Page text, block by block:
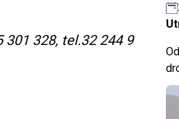
301 328, tel.32 244 9